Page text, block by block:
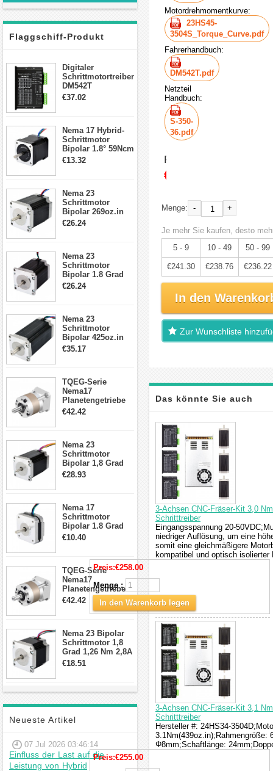
Flaggschiff-Produkt
Digitaler
Schrittmotortreiber
DM542T
Schrittmotor
Schrittmotor
€37.02
Nema 17 Hybrid-
Schrittmotor
Bipolar 1.8° 59Ncm
2A 4 Drähte mit 1m
€13.32
Nema 23
Schrittmotor
Bipolar 269oz.in
2,8A 57x57x76mm
€26.24
Nema 23
Schrittmotor
Bipolar 1.8 Grad
1.9Nm 3A 3.36V 4
€26.24
Nema 23
Schrittmotor
Bipolar 425oz.in
4.2A 57x57x114mm
€35.17
TQEG-Serie
Nema17
Planetengetriebe
5:1 Spiel 15Arc-
€42.42
Nema 23
Schrittmotor
Bipolar 1,8 Grad
2,83Nm 4 A 2,26V
€28.93
Nema 17
Schrittmotor
Bipolar 1.8 Grad
8.7Ncm 1A 3.5V 4
€10.40
TQEG-Serie
Nema17
Planetengetriebe
10:1 Spiel 15Arc-
min für Nema 17
Getriebe
€42.42
Nema 23 Bipolar
Schrittmotor 1,8
Grad 1,26 Nm 2,8A
2,5V 4 Drähte
€18.51
Neueste Artikel
07 Jul 2026 03:46:14
Einfluss der Last auf die
Leistung von Hybrid
Motordrehmomentkurve:
23HS45-
3504S_Torque_Curve.pdf
Fahrerhandbuch:
DM542T.pdf
Netzteil
Handbuch:
S-350-
36.pdf
Preis:
€254.00
Menge: - +
Je mehr Sie kaufen, desto
5 - 9
10 - 49 50 - 99
€241.30 €238.76 €236.22
In den
Zur Wunschliste
Das könnte Sie auch
interessieren
3-Achsen CNC-Fräser-Kit 3,0
Schritttreiber
Eingangsspannung 20-
niedriger Auflösung, um eine
somit eine gleichmäßigere
kompatibel und optisch isolierter
Preis:€258.00
Menge :
In den Warenkorb legen
3-Achsen CNC-Fräser-Kit 3,1
Schritttreiber
Hersteller #: 24HS34-
3.1Nm(439oz.in);Rahmengröße:
Φ8mm;Schaftlänge:
Preis:€255.00